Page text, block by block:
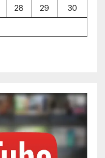
28 29
30